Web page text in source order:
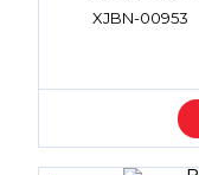
XJBN-00953